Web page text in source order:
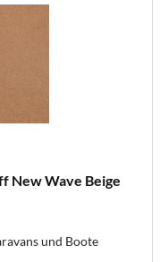
New Wave Beige
und Boote